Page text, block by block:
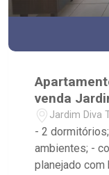
venda
Jardim Diva
- 2
ambientes; -
planejado